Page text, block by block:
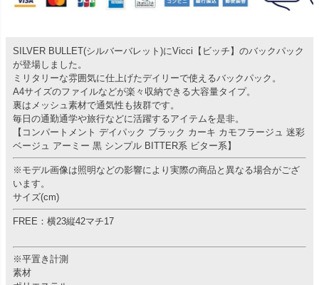
SILVER BULLET(シルバーバレット)にVicci【ビッチ】のバックパック
が登場しました。
ミリタリーな雰囲気に仕上げたデイリーで使えるバックパック。
A4サイズのファイルなどが楽々収納できる大容量タイプ。
裏はメッシュ素材で通気性も抜群です。
毎日の通勤通学や旅行などに活躍するアイテムを是非。
【コンパートメント デイパック ブラック カーキ カモフラージュ 迷彩
ベージュ アーミー 黒 シンプル BITTER系 ビター系】
※モデル画像は照明などの影響により実際の商品と異なる場合がござ
います。
サイズ(cm)
FREE：横23縦42マチ17
※平置き計測
素材